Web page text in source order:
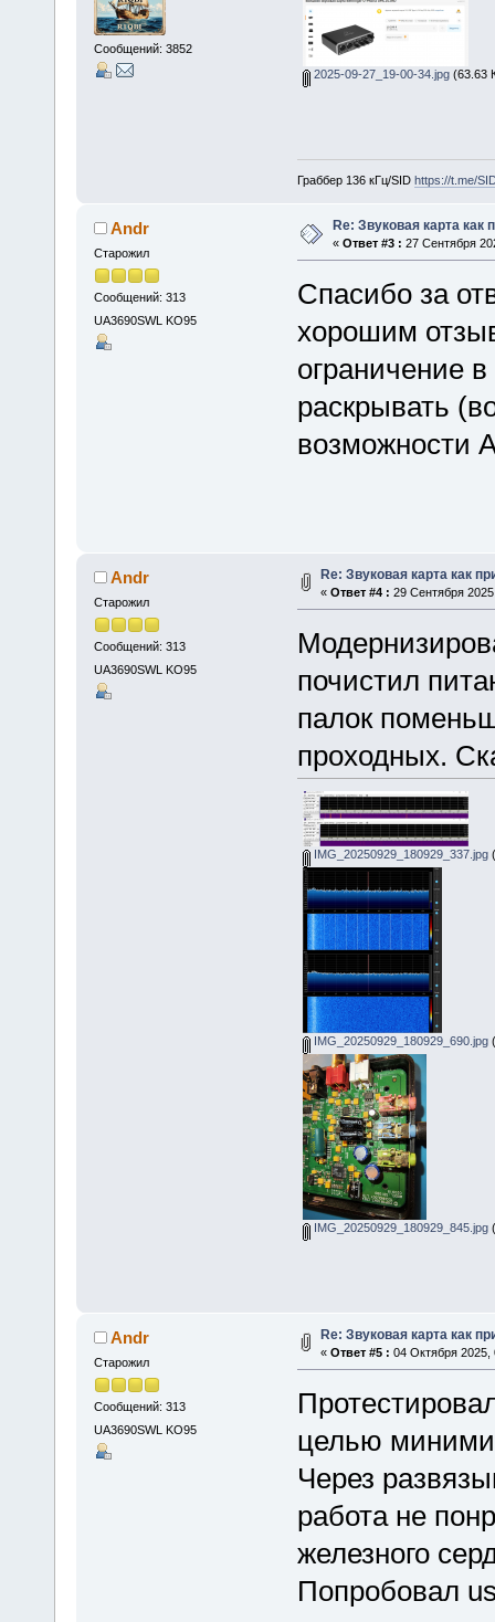
Сообщений: 3852
2025-09-27_19-00-34.jpg(63.63
Граббер 136 кГц/SID https://t.me/
Andr
Старожил
Сообщений: 313
UA3690SWL KO95
Re: Звуковая карта как
« Ответ #3 : 27 Сентября
Спасибо за
хорошим
ограничение
раскрывать
возможности
Andr
Старожил
Сообщений: 313
UA3690SWL KO95
Re: Звуковая карта как
« Ответ #4 : 29 Сентября
почистил
палок
проходных.
IMG_20250929_180929_337.jpg
IMG_20250929_180929_690.jpg
IMG_20250929_180929_845.jpg
Andr
Старожил
Сообщений: 313
UA3690SWL KO95
Re: Звуковая карта как
« Ответ #5 : 04 Октября 2025,
целью
Через
работа не
железного
Попробовал